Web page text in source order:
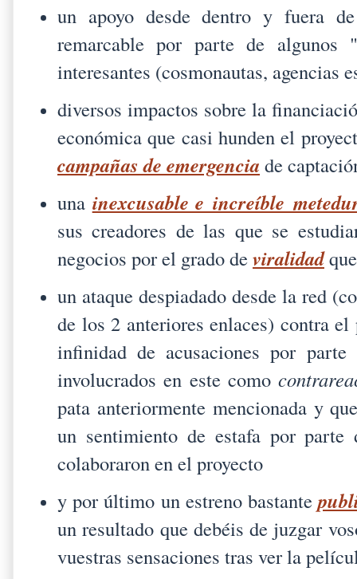
un apoyo desde dentro y fuera
remarcable por parte de algunos
interesantes (cosmonautas, agencias
diversos impactos sobre la
económica que casi hunden el
campañas de emergencia de
una inexcusable e increíble
sus creadores de las que se
negocios por el grado deviralidad
un ataque despiadado desde la red
de los 2 anteriores enlaces) contra el
infinidad de acusaciones por
involucrados en este como
pata anteriormente mencionada y
un sentimiento de estafa por
colaboraron en el proyecto
y por último un estreno bastante
un resultado que debéis de juzgar
vuestras sensaciones tras ver la